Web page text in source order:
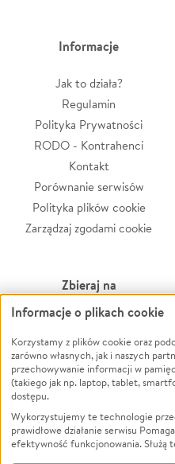
Informacje
Jak to działa?
Regulamin
Polityka Prywatności
RODO - Kontrahenci
Kontakt
Porównanie serwisów
Polityka plików cookie
Zarządzaj zgodami cookie
Zbieraj na
Leczenie
Zwierzęta
Pożar
Ukraina
Pomoc Finansowa
Projekty
Informacje o plikach cookie
Korzystamy z plików cookie oraz
zarówno własnych, jak i naszych
przechowywanie informacji w
(takiego jak np. laptop, tablet,
dostępu.
Wykorzystujemy te technologie
prawidłowe działanie serwisu
efektywność funkcjonowania. Służą